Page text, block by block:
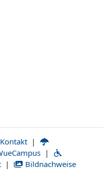
Kontakt |
|
| Bildnachweise